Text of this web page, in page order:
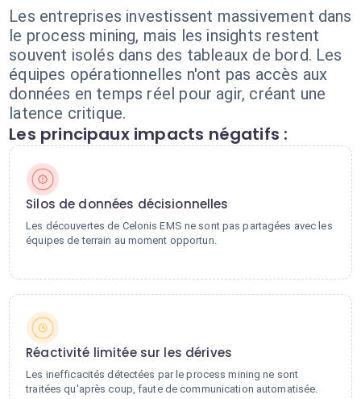
Les entreprises investissent massivement dans
le process mining, mais les insights restent
souvent isolés dans des tableaux de bord. Les
équipes opérationnelles n'ont pas accès aux
données en temps réel pour agir, créant une
latence critique.
Les principaux impacts négatifs :
Silos de données décisionnelles
Les découvertes de Celonis EMS ne sont pas partagées avec les
équipes de terrain au moment opportun.
Réactivité limitée sur les dérives
Les inefficacités détectées par le process mining ne sont
traitées qu'après coup, faute de communication automatisée.